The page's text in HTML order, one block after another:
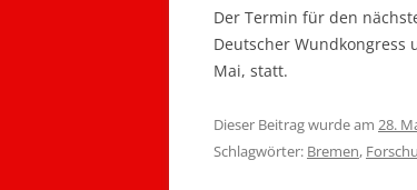
Der Termin für den
Deutscher Wundkongress
Mai, statt.
Dieser Beitrag wurde am 28.
Schlagwörter: Bremen,